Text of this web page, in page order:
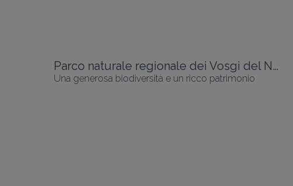
Parco naturale regionale dei Vosgi del Nord
Una generosa biodiversità e un ricco patrimonio